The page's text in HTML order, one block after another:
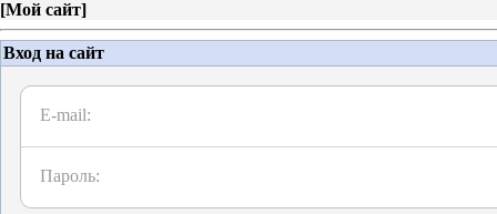
[Мой сайт]
Вход на сайт
E-mail:
Пароль: